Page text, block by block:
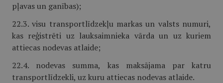
pļavas un ganības);
22.3. visu transportlīdzekļu markas un valsts numuri,
kas reģistrēti uz lauksaimnieka vārda un uz kuriem
attiecas nodevas atlaide;
22.4. nodevas summa, kas maksājama par katru
transportlīdzekli, uz kuru attiecas nodevas atlaide.